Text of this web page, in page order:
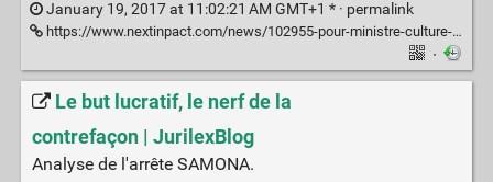
January 19, 2017 at 11:02:21 AM GMT+1 * · permalink
https://www.nextinpact.com/news/102955-pour-ministre-culture-il-ny-a-aucun-droit-a-revendre-ses-jeux-video-immateriels.htm
·
Le but lucratif, le nerf de la
contrefaçon | JurilexBlog
Analyse de l'arrête SAMONA.